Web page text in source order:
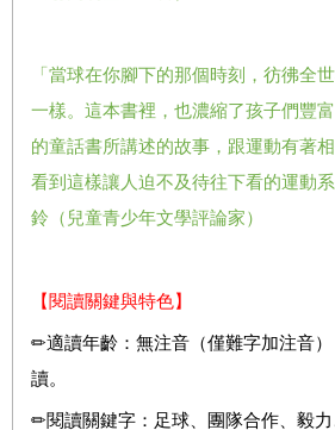
「當球在你腳下的那個時刻，彷彿全
一樣。這本書裡，也濃縮了孩子們豐
的童話書所講述的故事，跟運動有著
看到這樣讓人迫不及待往下看的運動
鈴（兒童青少年文學評論家）
【閱讀關鍵與特色】
✏適讀年齡：無注音（僅難字加注音
讀。
✏閱讀關鍵字：足球、團隊合作、毅力